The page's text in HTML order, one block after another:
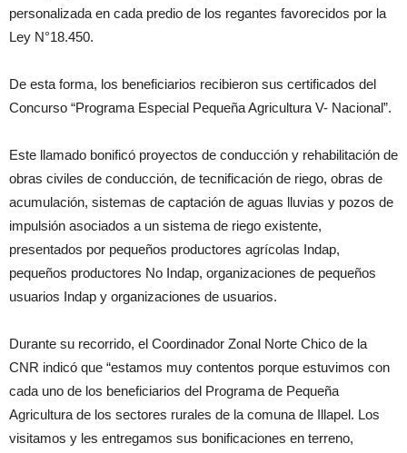
personalizada en cada predio de los regantes favorecidos por la
Ley N°18.450.
De esta forma, los beneficiarios recibieron sus certificados del
Concurso “Programa Especial Pequeña Agricultura V- Nacional”.
Este llamado bonificó proyectos de conducción y rehabilitación de
obras civiles de conducción, de tecnificación de riego, obras de
acumulación, sistemas de captación de aguas lluvias y pozos de
impulsión asociados a un sistema de riego existente,
presentados por pequeños productores agrícolas Indap,
pequeños productores No Indap, organizaciones de pequeños
usuarios Indap y organizaciones de usuarios.
Durante su recorrido, el Coordinador Zonal Norte Chico de la
CNR indicó que “estamos muy contentos porque estuvimos con
cada uno de los beneficiarios del Programa de Pequeña
Agricultura de los sectores rurales de la comuna de Illapel. Los
visitamos y les entregamos sus bonificaciones en terreno,